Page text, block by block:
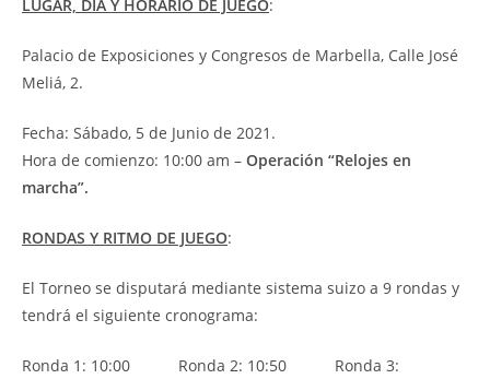
LUGAR, DÍA Y HORARIO DE JUEGO:
Palacio de Exposiciones y Congresos de Marbella, Calle José
Meliá, 2.
Fecha: Sábado, 5 de Junio de 2021.
Hora de comienzo: 10:00 am – Operación “Relojes en
marcha”.
RONDAS Y RITMO DE JUEGO:
El Torneo se disputará mediante sistema suizo a 9 rondas y
tendrá el siguiente cronograma:
Ronda 1: 10:00 Ronda 2: 10:50 Ronda 3: